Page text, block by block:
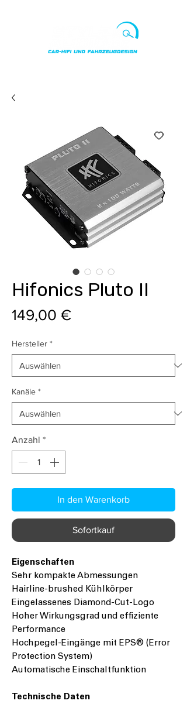
Hifonics Pluto II
149,00 €Preis
Hersteller *
Kanäle *
Anzahl *
In den Warenkorb
Sofortkauf
Eigenschaften
Sehr kompakte Abmessungen
Hairline-brushed Kühlkörper
Eingelassenes Diamond-Cut-Logo
Hoher Wirkungsgrad und effiziente
Performance
Hochpegel-Eingänge mit EPS® (Error
Protection System)
Automatische Einschaltfunktion
Technische Daten